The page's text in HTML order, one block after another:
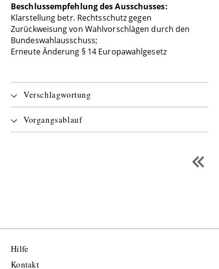
Beschlussempfehlung des Ausschusses:
Klarstellung betr. Rechtsschutz gegen
Zurückweisung von Wahlvorschlägen durch den
Bundeswahlausschuss;
Erneute Änderung § 14 Europawahlgesetz
Verschlagwortung
Vorgangsablauf
Hilfe
Kontakt